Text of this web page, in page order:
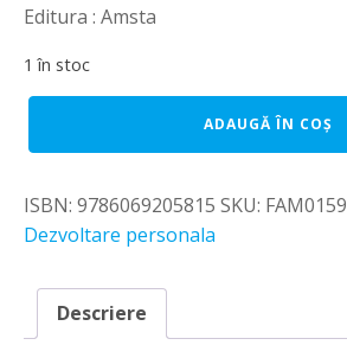
Editura : Amsta
1 în stoc
simti
perfect
ADAUGĂ ÎN COȘ
ISBN: 9786069205815 SKU: FAM0159
Dezvoltare personala
Descriere